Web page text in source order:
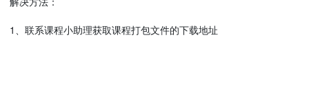
1、联系课程小助理获取课程打包文件的下载地址